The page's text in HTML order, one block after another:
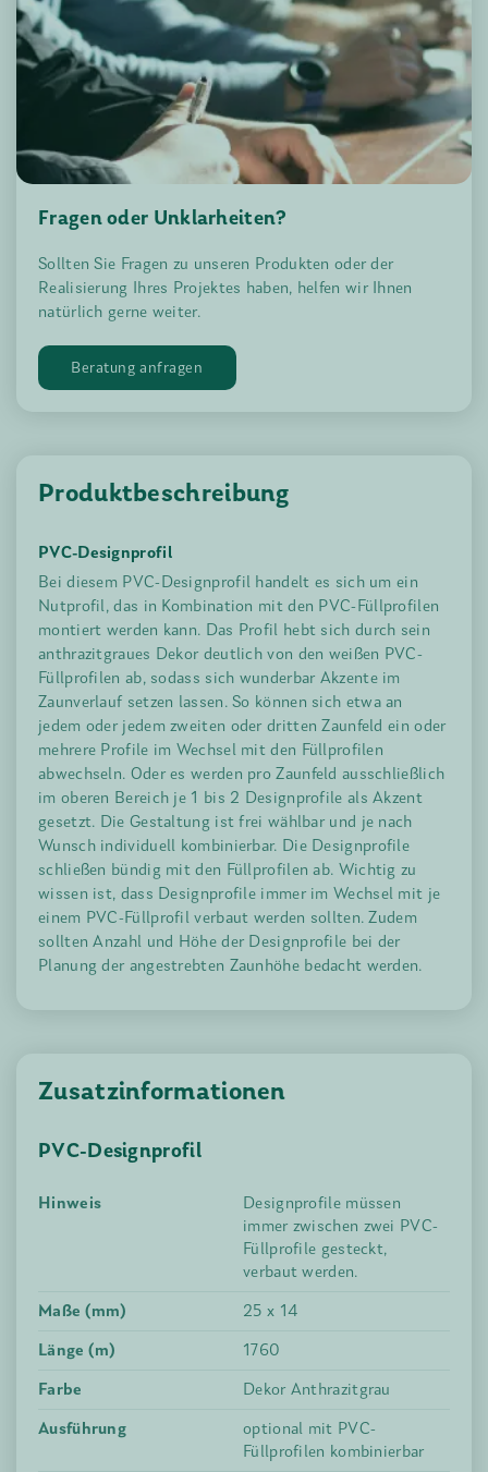
Fragen oder Unklarheiten?
Sollten Sie Fragen zu unseren Produkten oder der
Realisierung Ihres Projektes haben, helfen wir Ihnen
natürlich gerne weiter.
Beratung anfragen
Produktbeschreibung
PVC-Designprofil
Bei diesem PVC-Designprofil handelt es sich um ein
Nutprofil, das in Kombination mit den PVC-Füllprofilen
montiert werden kann. Das Profil hebt sich durch sein
anthrazitgraues Dekor deutlich von den weißen PVC-
Füllprofilen ab, sodass sich wunderbar Akzente im
Zaunverlauf setzen lassen. So können sich etwa an
jedem oder jedem zweiten oder dritten Zaunfeld ein oder
mehrere Profile im Wechsel mit den Füllprofilen
abwechseln. Oder es werden pro Zaunfeld ausschließlich
im oberen Bereich je 1 bis 2 Designprofile als Akzent
gesetzt. Die Gestaltung ist frei wählbar und je nach
Wunsch individuell kombinierbar. Die Designprofile
schließen bündig mit den Füllprofilen ab. Wichtig zu
wissen ist, dass Designprofile immer im Wechsel mit je
einem PVC-Füllprofil verbaut werden sollten. Zudem
sollten Anzahl und Höhe der Designprofile bei der
Planung der angestrebten Zaunhöhe bedacht werden.
Zusatzinformationen
PVC-Designprofil
Hinweis
Designprofile müssen
immer zwischen zwei PVC-
Füllprofile gesteckt,
verbaut werden.
Maße (mm)
25 x 14
Länge (m)
1760
Farbe
Dekor Anthrazitgrau
Ausführung
optional mit PVC-
Füllprofilen kombinierbar